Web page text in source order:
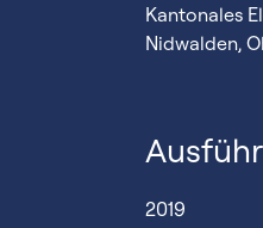
Kantonales
Nidwalden,
2019